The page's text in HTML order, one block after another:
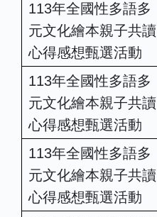
113年全國性多語多
元文化繪本親子共讀
心得感想甄選活動
113年全國性多語多
元文化繪本親子共讀
心得感想甄選活動
113年全國性多語多
元文化繪本親子共讀
心得感想甄選活動